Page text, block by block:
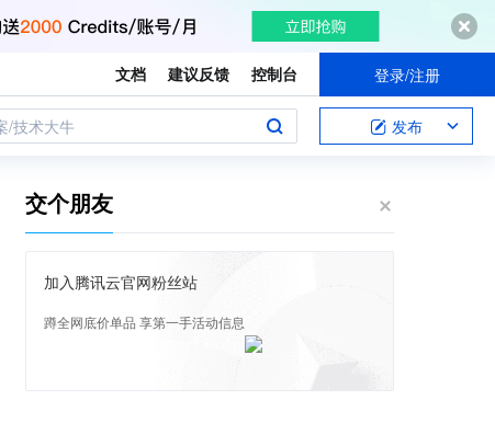
文档 建议反馈 控制台 登录/注册
/技术大牛 发布
交个朋友
加入腾讯云官网粉丝站
蹲全网底价单品 享第一手活动信息